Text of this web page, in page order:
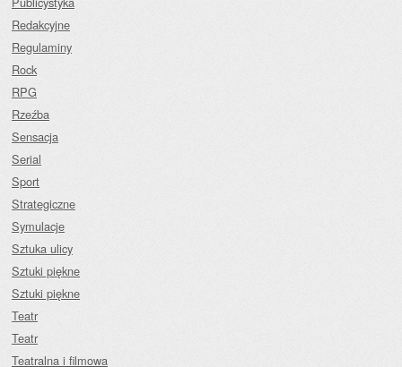
Redakcyjne
Regulaminy
Rock
RPG
Rzeźba
Sensacja
Serial
Sport
Strategiczne
Symulacje
Sztuka ulicy
Sztuki piękne
Sztuki piękne
Teatr
Teatr
Teatralna i filmowa